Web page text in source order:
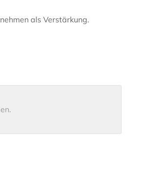
als Verstärkung.